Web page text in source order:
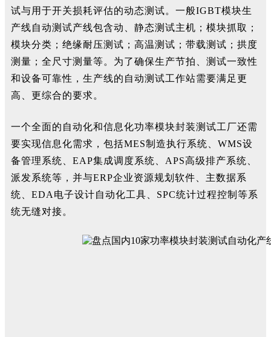
试与用于开关损耗评估的动态测试。 一般IGBT模块生
产线自动测试产线包含动、静态测试主机； 模块抓取；
模块分类； 绝缘耐压测试； 高温测试； 带载测试； 拱度
测量； 全尺寸测量等。 为了确保生产节拍、测试一致性
和设备可靠性，生产线的自动测试工作站需要满足更
高、更综合的要求。
一个全面的自动化和信息化功率模块封装测试工厂还需
要实现信息化需求，包括MES制造执行系统、WMS设
备管理系统、EAP集成调度系统、APS高级排产系统、
派发系统等，并与ERP企业资源规划软件、主数据系
统、EDA电子设计自动化工具、SPC统计过程控制等系
统无缝对接。